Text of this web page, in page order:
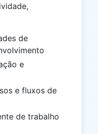
de
e
e fluxos de
de trabalho